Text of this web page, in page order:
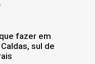
fazer em
sul de